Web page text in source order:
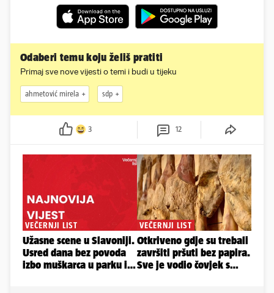
Odaberi temu koju želiš pratiti
Primaj sve nove vijesti o temi i budi u tijeku
ahmetović mirela sdp
3 12